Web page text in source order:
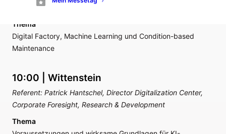
Development Factory Automation
Thema
Digital Factory, Machine Learning und Condition-based
Maintenance
10:00 | Wittenstein
Referent: Patrick Hantschel, Director Digitalization Center,
Corporate Foresight, Research & Development
Thema